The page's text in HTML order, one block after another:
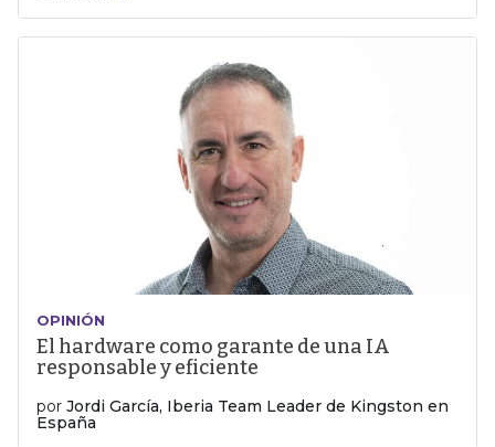
OPINIÓN
El hardware como garante de una IA
responsable y eficiente
por Jordi García, Iberia Team Leader de Kingston en
España